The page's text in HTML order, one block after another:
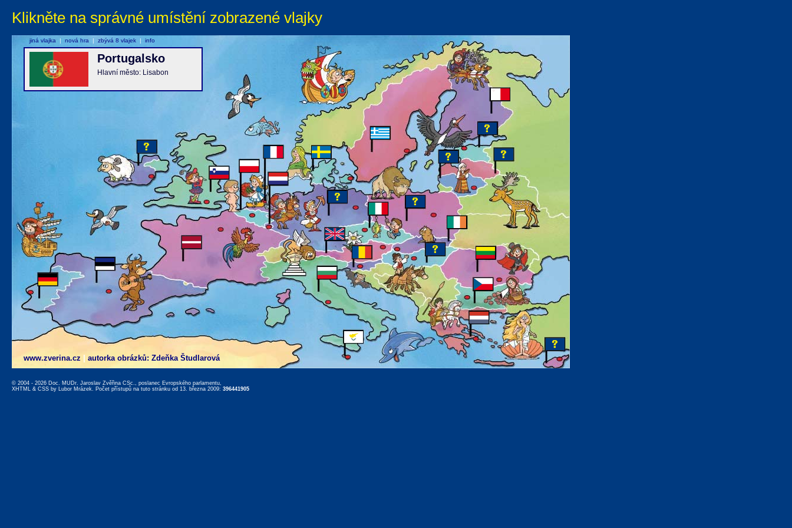
Klikněte na správné umístění zobrazené vlajky
www.zverina.cz autorka obrázků: Zdeňka Študlarová
Portugalsko
Hlavní město: Lisabon
jiná vlajka | nová hra | zbývá 8 vlajek | info
© 2004 - 2026 Doc. MUDr. Jaroslav Zvěřina CSc., poslanec Evropského parlamentu,
XHTML & CSS by Lubor Mrázek. Počet přístupů na tuto stránku od 13. března 2009: 396441905